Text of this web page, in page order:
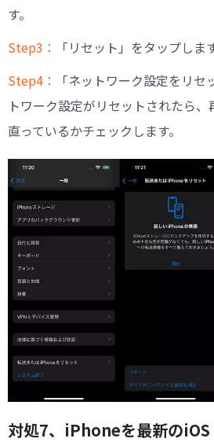
す。
Step3：
「リセット」をタップします
Step4：
「ネットワーク設定をリ
トワーク設定がリセットされたら
直っているかチェックします。
対処7、iPhoneを最新の